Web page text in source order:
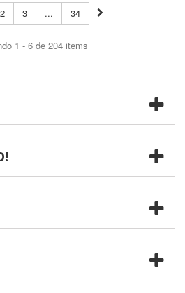
2 3 ... 34
1 - 6 de 204 items